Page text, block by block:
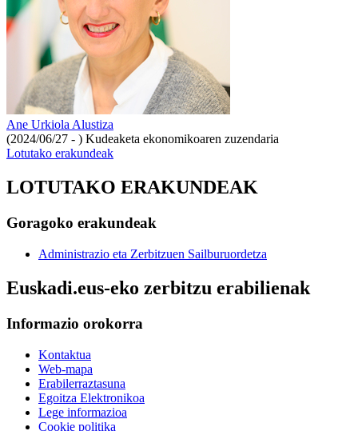
Ane Urkiola Alustiza
(2024/06/27 - ) Kudeaketa ekonomikoaren zuzendaria
Lotutako erakundeak
LOTUTAKO ERAKUNDEAK
Goragoko erakundeak
Administrazio eta Zerbitzuen Sailburuordetza
Euskadi.eus-eko zerbitzu erabilienak
Informazio orokorra
Kontaktua
Web-mapa
Erabilerraztasuna
Egoitza Elektronikoa
Lege informazioa
Cookie politika